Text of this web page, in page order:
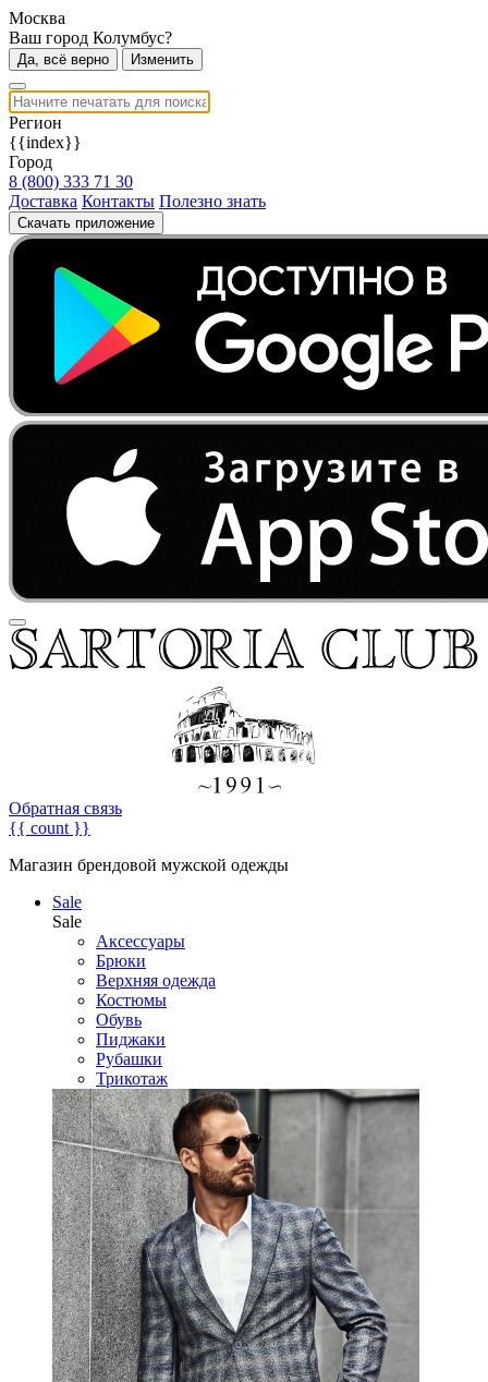
Москва
Ваш город Колумбус?
Да, всё верно Изменить
Регион
{{index}}
Город
8 (800) 333 71 30
Доставка Контакты Полезно знать
Скачать приложение
Обратная связь
{{ count }}
Магазин брендовой мужской одежды
Sale
Sale
Аксессуары
Брюки
Верхняя одежда
Костюмы
Обувь
Пиджаки
Рубашки
Трикотаж